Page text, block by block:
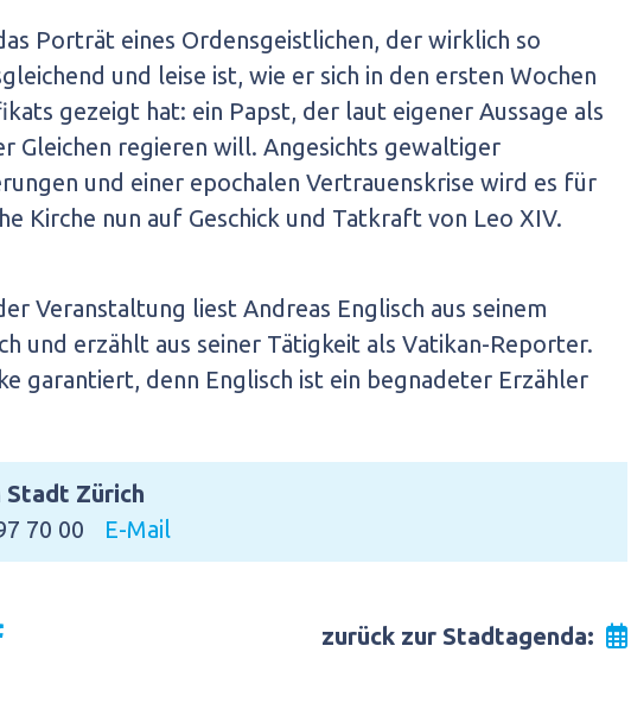
Porträt eines Ordensgeistlichen, der wirklich so
und leise ist, wie er sich in den ersten Wochen
gezeigt hat: ein Papst, der laut eigener Aussage als
Gleichen regieren will. Angesichts gewaltiger
und einer epochalen Vertrauenskrise wird es für
Kirche nun auf Geschick und Tatkraft von Leo XIV.
Veranstaltung liest Andreas Englisch aus seinem
und erzählt aus seiner Tätigkeit als Vatikan-Reporter.
garantiert, denn Englisch ist ein begnadeter Erzähler
Stadt Zürich
70 00
E-Mail
zurück zur Stadtagenda: